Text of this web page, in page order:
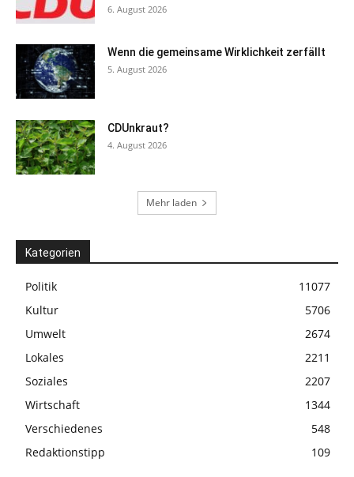
6. August 2026
Wenn die gemeinsame Wirklichkeit zerfällt
5. August 2026
CDUnkraut?
4. August 2026
Mehr laden
Kategorien
Politik
11077
Kultur
5706
Umwelt
2674
Lokales
2211
Soziales
2207
Wirtschaft
1344
Verschiedenes
548
Redaktionstipp
109